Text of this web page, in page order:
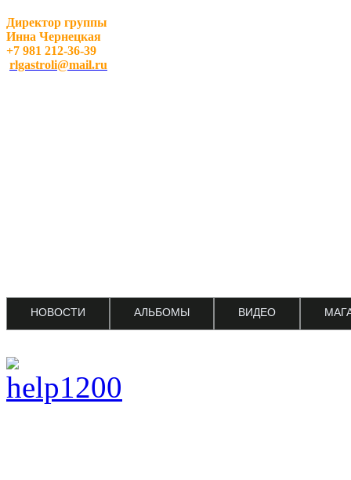
Директор группы
Инна Чернецкая
+7 981 212-36-39
rlgastroli@mail.ru
НОВОСТИ АЛЬБОМЫ ВИДЕО